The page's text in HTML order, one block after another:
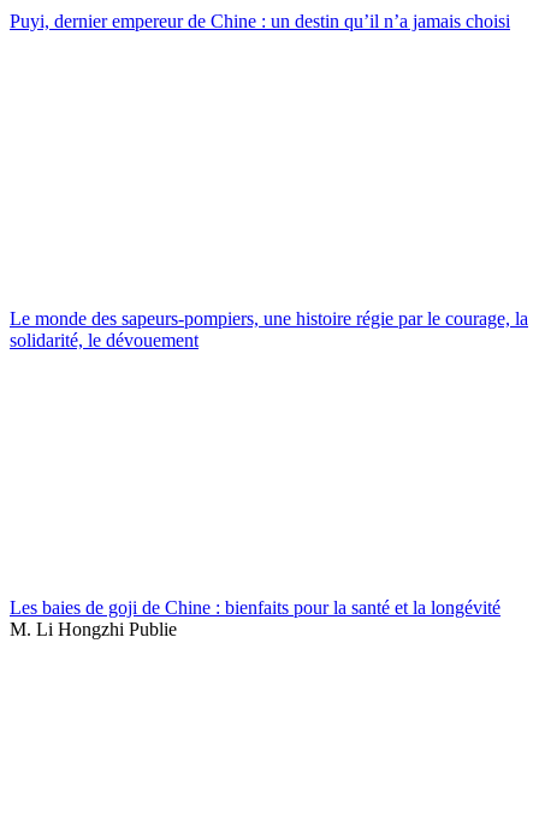
Puyi, dernier empereur de Chine : un destin qu’il n’a jamais choisi
Le monde des sapeurs-pompiers, une histoire régie par le courage, la
solidarité, le dévouement
Les baies de goji de Chine : bienfaits pour la santé et la longévité
M. Li Hongzhi Publie